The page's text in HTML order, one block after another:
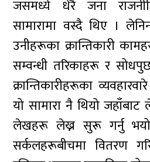
जसमध्ये धेरै जना
सामारामा वस्दै थिए ।
उनीहरूका क्रान्तिकारी
सम्वन्धी तरिकाहरू र
क्रान्तिकारीहरूका
यो सामारा नै थियो
लेखहरू लेख्न सुरू गर्नु
सर्कलहरूबीचमा वितरण